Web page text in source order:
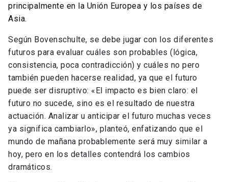
principalmente en la Unión Europea y los países de
Asia.
Según Bovenschulte, se debe jugar con los diferentes
futuros para evaluar cuáles son probables (lógica,
consistencia, poca contradicción) y cuáles no pero
también pueden hacerse realidad, ya que el futuro
puede ser disruptivo: «El impacto es bien claro: el
futuro no sucede, sino es el resultado de nuestra
actuación. Analizar u anticipar el futuro muchas veces
ya significa cambiarlo», planteó, enfatizando que el
mundo de mañana probablemente será muy similar a
hoy, pero en los detalles contendrá los cambios
dramáticos.